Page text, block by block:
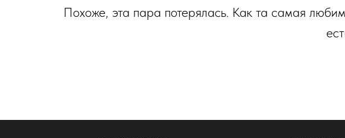
Похоже, эта пара потерялась. Как та самая